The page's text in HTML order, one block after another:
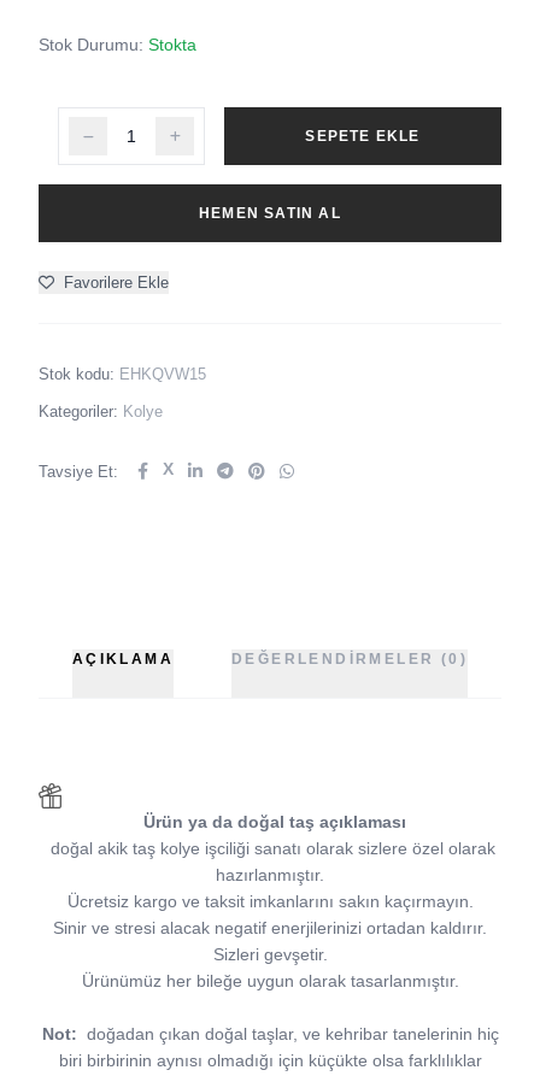
Stok Durumu: Stokta
SEPETE EKLE
HEMEN SATIN AL
Favorilere Ekle
Stok kodu: EHKQVW15
Kategoriler: Kolye
Tavsiye Et: X
AÇIKLAMA DEĞERLENDIRMELER (0)
Ürün ya da doğal taş açıklaması
doğal akik taş kolye işciliği sanatı olarak sizlere özel olarak
hazırlanmıştır.
Ücretsiz kargo ve taksit imkanlarını sakın kaçırmayın.
Sinir ve stresi alacak negatif enerjilerinizi ortadan kaldırır.
Sizleri gevşetir.
Ürünümüz her bileğe uygun olarak tasarlanmıştır.
Not: doğadan çıkan doğal taşlar, ve kehribar tanelerinin hiç
biri birbirinin aynısı olmadığı için küçükte olsa farklılıklar